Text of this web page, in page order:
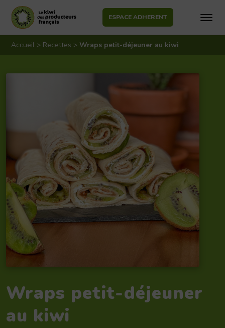
Aller
au
ESPACE ADHERENT
Accueil > Recettes > Wraps petit-déjeuner au kiwi
Wraps petit-déjeuner
au kiwi